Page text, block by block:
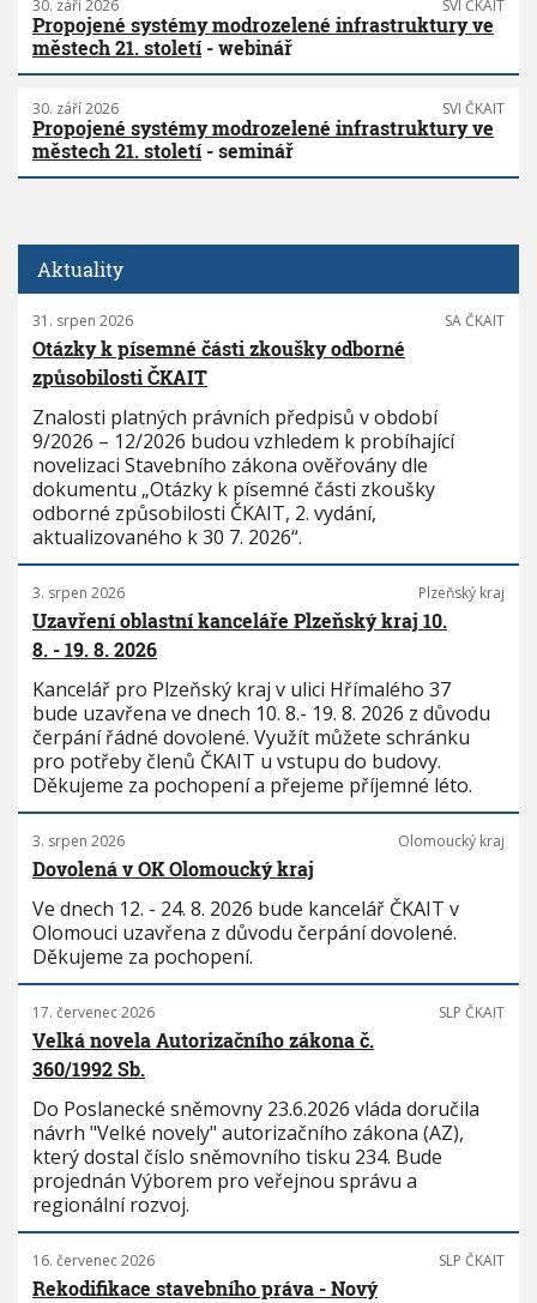
30. září 2026 SVI ČKAIT
Propojené systémy modrozelené infrastruktury ve
městech 21. století- webinář
30. září 2026 SVI ČKAIT
Propojené systémy modrozelené infrastruktury ve
městech 21. století- seminář
Aktuality
31. srpen 2026 SA ČKAIT
Otázky k písemné části zkoušky odborné
způsobilosti ČKAIT
Znalosti platných právních předpisů v období
9/2026 – 12/2026 budou vzhledem k probíhající
novelizaci Stavebního zákona ověřovány dle
dokumentu „Otázky k písemné části zkoušky
odborné způsobilosti ČKAIT, 2. vydání,
aktualizovaného k 30 7. 2026“.
3. srpen 2026 Plzeňský kraj
Uzavření oblastní kanceláře Plzeňský kraj 10.
8. - 19. 8. 2026
Kancelář pro Plzeňský kraj v ulici Hřímalého 37
bude uzavřena ve dnech 10. 8.- 19. 8. 2026 z důvodu
čerpání řádné dovolené. Využít můžete schránku
pro potřeby členů ČKAIT u vstupu do budovy.
Děkujeme za pochopení a přejeme příjemné léto.
3. srpen 2026 Olomoucký kraj
Dovolená v OK Olomoucký kraj
Ve dnech 12. - 24. 8. 2026 bude kancelář ČKAIT v
Olomouci uzavřena z důvodu čerpání dovolené.
Děkujeme za pochopení.
17. červenec 2026 SLP ČKAIT
Velká novela Autorizačního zákona č.
360/1992 Sb.
Do Poslanecké sněmovny 23.6.2026 vláda doručila
návrh "Velké novely" autorizačního zákona (AZ),
který dostal číslo sněmovního tisku 234. Bude
projednán Výborem pro veřejnou správu a
regionální rozvoj.
16. červenec 2026 SLP ČKAIT
Rekodifikace stavebního práva - Nový